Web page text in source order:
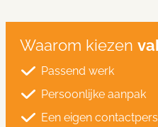
Waarom kiezen
Passend werk
Persoonlijke aanpak
Een eigen